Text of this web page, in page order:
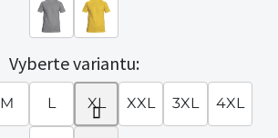
Vyberte variantu:
M L XL XXL 3XL 4XL